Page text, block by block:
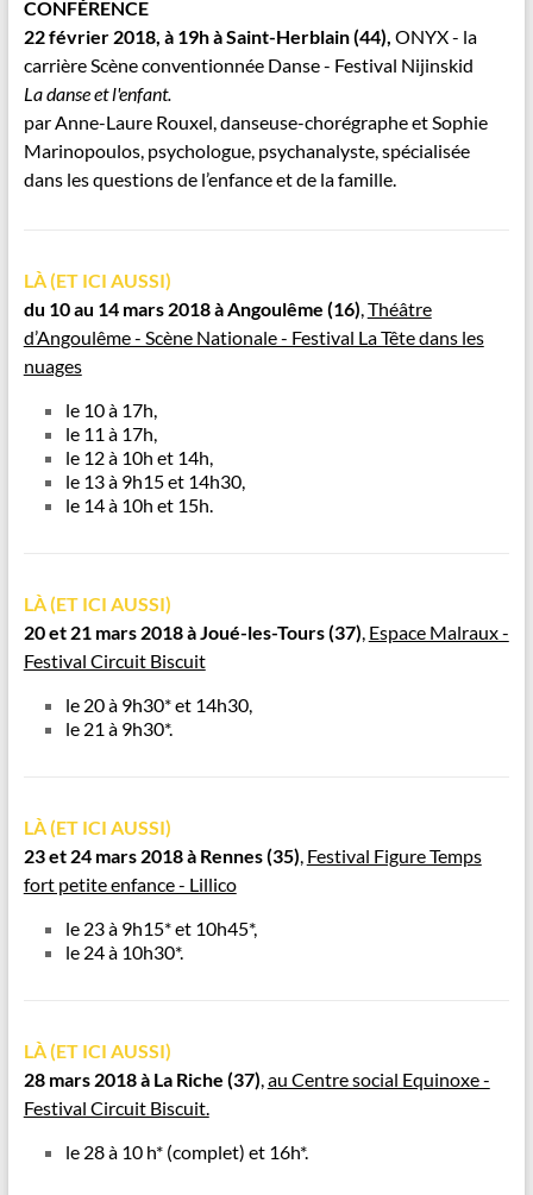
CONFÉRENCE
22 février 2018, à 19h à Saint-Herblain (44), ONYX - la
carrière Scène conventionnée Danse - Festival Nijinskid
La danse et l'enfant.
par Anne-Laure Rouxel, danseuse-chorégraphe et Sophie
Marinopoulos, psychologue, psychanalyste, spécialisée
dans les questions de l’enfance et de la famille.
LÀ (ET ICI AUSSI)
du 10 au 14 mars 2018 à Angoulême (16),Théâtre
d’Angoulême - Scène Nationale - Festival La Tête dans les
nuages
le 10 à 17h,
le 11 à 17h,
le 12 à 10h et 14h,
le 13 à 9h15 et 14h30,
le 14 à 10h et 15h.
LÀ (ET ICI AUSSI)
20 et 21 mars 2018 à Joué-les-Tours(37), Espace Malraux -
Festival Circuit Biscuit
le 20 à 9h30* et 14h30,
le 21 à 9h30*.
LÀ (ET ICI AUSSI)
23 et 24 mars 2018 à Rennes(35), Festival Figure Temps
fort petite enfance - Lillico
le 23 à 9h15* et 10h45*,
le 24 à 10h30*.
LÀ (ET ICI AUSSI)
28 mars 2018 à La Riche (37),au Centre social Equinoxe -
Festival Circuit Biscuit.
le 28 à 10 h* (complet) et 16h*.